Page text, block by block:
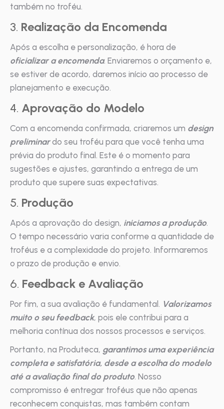
também no troféu.
3. Realização da Encomenda
Após a escolha e personalização, é hora de
oficializar a encomenda. Enviaremos o orçamento e,
se estiver de acordo, daremos início ao processo de
planejamento e execução.
4. Aprovação do Modelo
Com a encomenda confirmada, criaremos um design
preliminardo seu troféu para que você tenha uma
prévia do produto final. Este é o momento para
sugestões e ajustes, garantindo a entrega de um
produto que supere suas expectativas.
5. Produção
Após a aprovação do design, iniciamos a produção.
O tempo necessário varia conforme a quantidade de
troféus e a complexidade do projeto. Informaremos
o prazo de produção e envio.
6. Feedback e Avaliação
Por fim, a sua avaliação é fundamental. Valorizamos
muito o seu feedback, pois ele contribui para a
melhoria contínua dos nossos processos e serviços.
Portanto, na Produteca, garantimos uma experiência
completa e satisfatória, desde a escolha do modelo
até a avaliação final do produto. Nosso
compromisso é entregar troféus que não apenas
reconhecem conquistas, mas também contam